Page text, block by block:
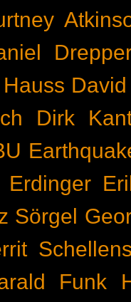
Dirk
Erdinger
Sörgel
Funk